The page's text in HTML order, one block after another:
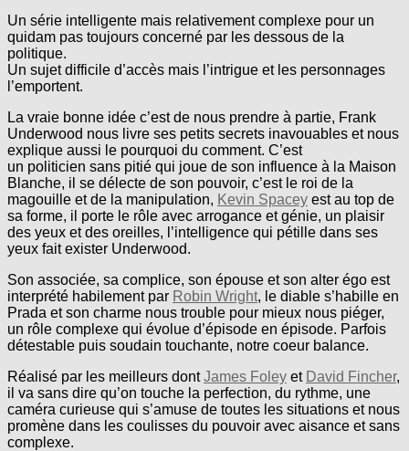
Un série intelligente mais relativement complexe pour un
quidam pas toujours concerné par les dessous de la
politique.
Un sujet difficile d’accès mais l’intrigue et les personnages
l’emportent.
La vraie bonne idée c’est de nous prendre à partie, Frank
Underwood nous livre ses petits secrets inavouables et nous
explique aussi le pourquoi du comment. C’est
un politicien sans pitié qui joue de son influence à la Maison
Blanche, il se délecte de son pouvoir, c’est le roi de la
magouille et de la manipulation, Kevin Spacey est au top de
sa forme, il porte le rôle avec arrogance et génie, un plaisir
des yeux et des oreilles, l’intelligence qui pétille dans ses
yeux fait exister Underwood.
Son associée, sa complice, son épouse et son alter égo est
interprété habilement par Robin Wright, le diable s’habille en
Prada et son charme nous trouble pour mieux nous piéger,
un rôle complexe qui évolue d’épisode en épisode. Parfois
détestable puis soudain touchante, notre coeur balance.
Réalisé par les meilleurs dontJames Foley et David Fincher,
il va sans dire qu’on touche la perfection, du rythme, une
caméra curieuse qui s’amuse de toutes les situations et nous
promène dans les coulisses du pouvoir avec aisance et sans
complexe.